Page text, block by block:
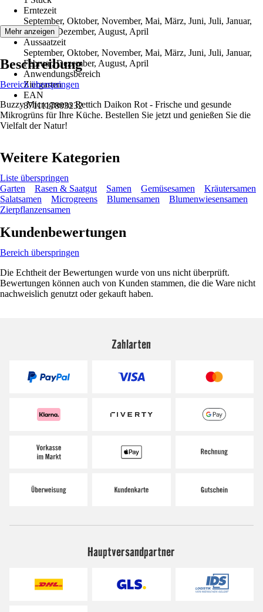
Erntezeit
September, Oktober, November, Mai, März, Juni, Juli, Januar,
Februar, Dezember, August, April
Aussaatzeit
September, Oktober, November, Mai, März, Juni, Juli, Januar,
Februar, Dezember, August, April
Anwendungsbereich
Ziergarten
EAN
8711117803232
Mehr anzeigen
Beschreibung
Bereich überspringen
Buzzy Microgreens Rettich Daikon Rot - Frische und gesunde
Mikrogrüns für Ihre Küche. Bestellen Sie jetzt und genießen Sie die
Vielfalt der Natur!
Weitere Kategorien
Liste überspringen
Garten
Rasen & Saatgut Samen Gemüsesamen
Kräutersamen
Salatsamen
Microgreens Blumensamen
Blumenwiesensamen
Zierpflanzensamen
Kundenbewertungen
Bereich überspringen
Die Echtheit der Bewertungen wurde von uns nicht überprüft.
Bewertungen können auch von Kunden stammen, die die Ware nicht
nachweislich genutzt oder gekauft haben.
Zahlarten
Hauptversandpartner